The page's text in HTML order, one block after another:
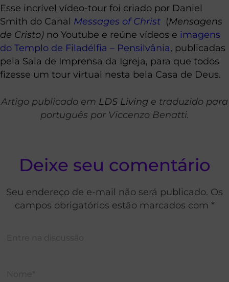
Esse incrível vídeo-tour foi criado por Daniel
Smith do Canal Messages of Christ (Mensagens
de Cristo) no Youtube e reúne vídeos e imagens
do Templo de Filadélfia – Pensilvânia, publicadas
pela Sala de Imprensa da Igreja, para que todos
fizesse um tour virtual nesta bela Casa de Deus.
Artigo publicado em LDS Living e traduzido para
português por Viccenzo Benatti.
Deixe seu comentário
Seu endereço de e-mail não será publicado. Os
campos obrigatórios estão marcados com *